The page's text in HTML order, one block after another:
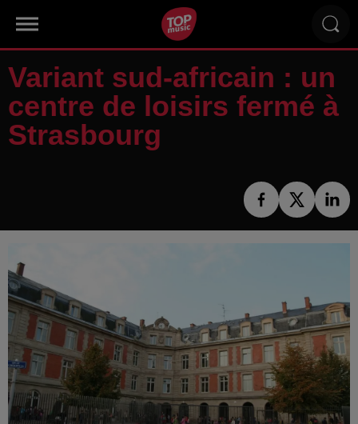
Variant sud-africain : un
centre de loisirs fermé à
Strasbourg